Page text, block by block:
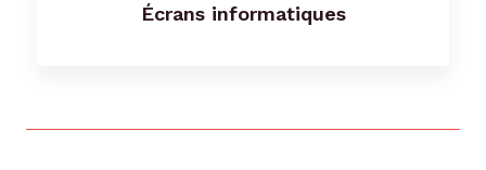
Écrans informatiques